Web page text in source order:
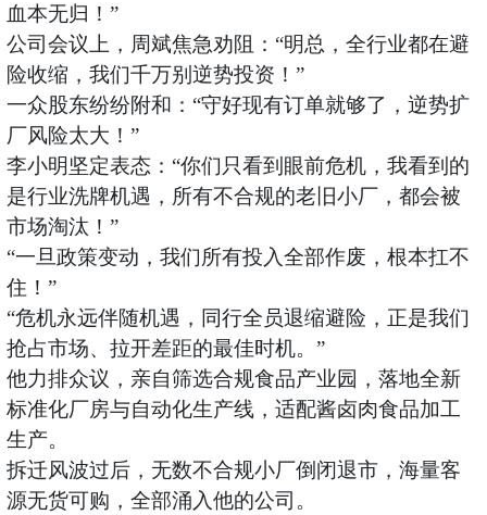
血本无归！”
公司会议上，周斌焦急劝阻： “明总，全行业都在避
险收缩，我们千万别逆势投资！”
一众股东纷纷附和： “守好现有订单就够了，逆势扩
厂风险太大！”
李小明坚定表态： “你们只看到眼前危机，我看到的
是行业洗牌机遇，所有不合规的老旧小厂，都会被
市场淘汰！”
“一旦政策变动，我们所有投入全部作废，根本扛不
住！”
“危机永远伴随机遇，同行全员退缩避险，正是我们
抢占市场、拉开差距的最佳时机。”
他力排众议，亲自筛选合规食品产业园，落地全新
标准化厂房与自动化生产线，适配酱卤肉食品加工
生产。
拆迁风波过后，无数不合规小厂倒闭退市，海量客
源无货可购，全部涌入他的公司。